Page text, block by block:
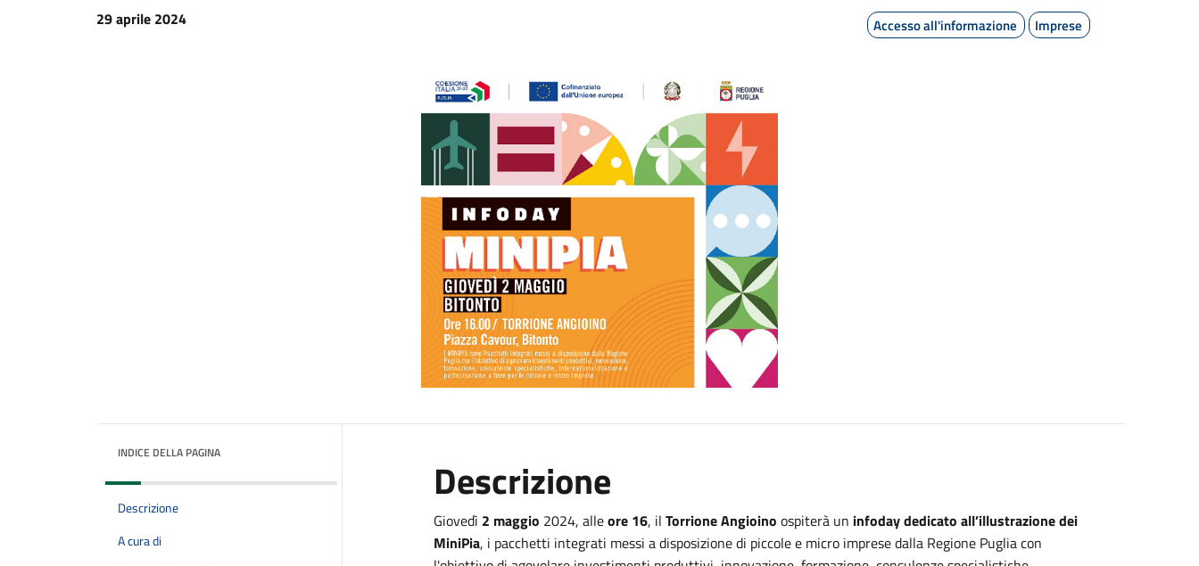
29 aprile 2024
Accesso all'informazione Imprese
INDICE DELLA PAGINA
Descrizione
A cura di
Descrizione
Giovedì 2 maggio 2024, alleore 16, ilTorrione Angioino ospiterà un infoday dedicato all’illustrazione dei
MiniPia, i pacchetti integrati messi a disposizione di piccole e micro imprese dalla Regione Puglia con